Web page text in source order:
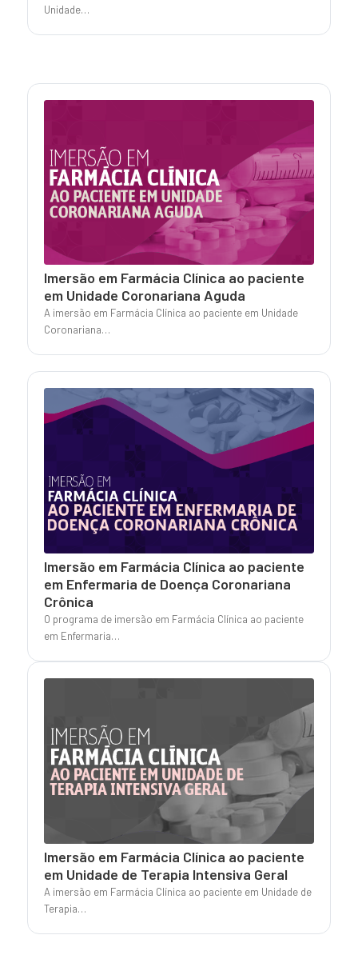
Unidade…
Imersão em Farmácia Clínica ao paciente
em Unidade Coronariana Aguda
A imersão em Farmácia Clínica ao paciente em Unidade
Coronariana…
Imersão em Farmácia Clínica ao paciente
em Enfermaria de Doença Coronariana
Crônica
O programa de imersão em Farmácia Clínica ao paciente
em Enfermaria…
Imersão em Farmácia Clínica ao paciente
em Unidade de Terapia Intensiva Geral
A imersão em Farmácia Clínica ao paciente em Unidade de
Terapia…